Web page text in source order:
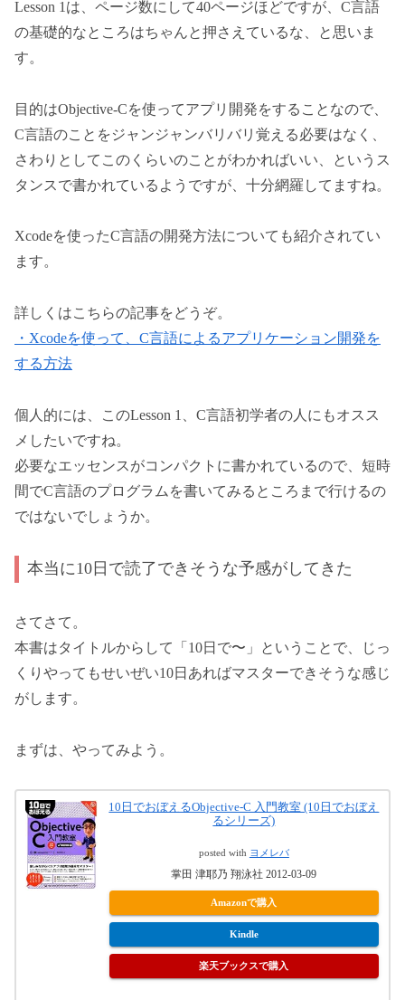
Lesson 1は、ページ数にして40ページほどですが、C言語
の基礎的なところはちゃんと押さえているな、と思いま
す。
目的はObjective-Cを使ってアプリ開発をすることなので、
C言語のことをジャンジャンバリバリ覚える必要はなく、
さわりとしてこのくらいのことがわかればいい、というス
タンスで書かれているようですが、十分網羅してますね。
Xcodeを使ったC言語の開発方法についても紹介されてい
ます。
詳しくはこちらの記事をどうぞ。
・Xcodeを使って、C言語によるアプリケーション開発を
する方法
個人的には、このLesson 1、C言語初学者の人にもオスス
メしたいですね。
必要なエッセンスがコンパクトに書かれているので、短時
間でC言語のプログラムを書いてみるところまで行けるの
ではないでしょうか。
本当に10日で読了できそうな予感がしてきた
さてさて。
本書はタイトルからして「10日で〜」ということで、じっ
くりやってもせいぜい10日あればマスターできそうな感じ
がします。
まずは、やってみよう。
10日でおぼえるObjective-C 入門教室 (10日でおぼえ
るシリーズ)
posted with ヨメレバ
掌田 津耶乃 翔泳社 2012-03-09
Amazonで購入
Kindle
楽天ブックスで購入